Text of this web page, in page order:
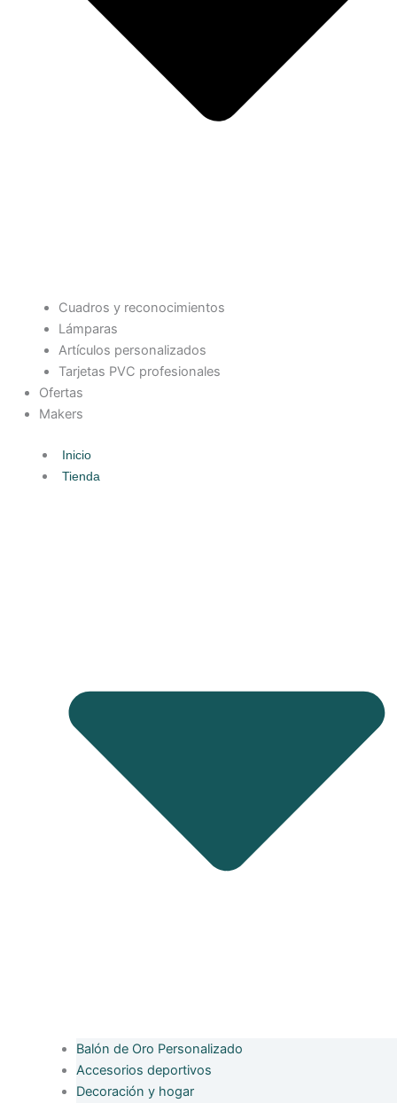
Cuadros y reconocimientos
Lámparas
Artículos personalizados
Tarjetas PVC profesionales
Ofertas
Makers
Inicio
Tienda
Balón de Oro Personalizado
Accesorios deportivos
Decoración y hogar